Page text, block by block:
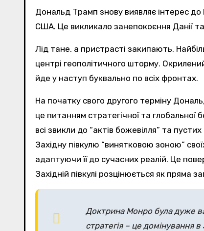
Дональд Трамп знову виявляє інтерес
США. Це викликало занепокоєння Данії та
Лід тане, а пристрасті закипають. Найбільший острів планети, який століттями вважали безкрайньою білою пустелею, раптово опинився в
центрі геополітичного шторму.
йде у наступ буквально по всіх фронтах.
На початку свого другого терміну
це питанням стратегічної та
всі звикли до “актів божевілля” та
Західну півкулю “винятковою зоною”
адаптуючи її до сучасних реалій. Це
Західній півкулі розцінюється як пряма
Доктрина Монро була дуже
стратегія – це домінування в